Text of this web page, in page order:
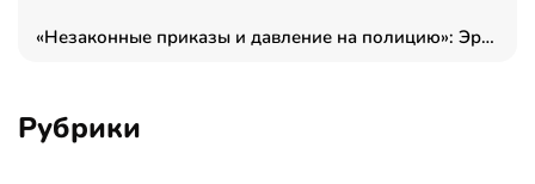
«Незаконные приказы и давление на полицию»: Эрнеста Султанова задержали у посольства Израиля во время одиночного пикета
Рубрики